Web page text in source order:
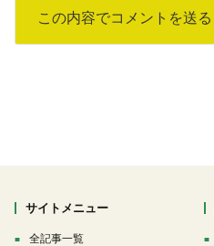
サイトメニュー
全記事一覧